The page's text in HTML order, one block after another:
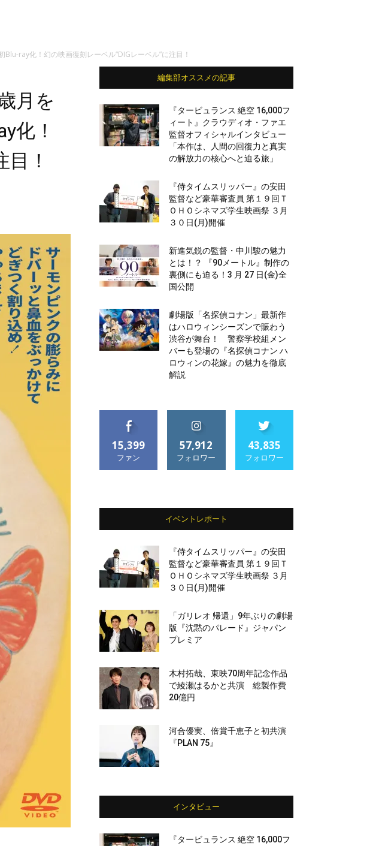
ray化！幻の映画復刻レーベル“DIGレーベル”に注目！
月を
化！
！
編集部オススメの記事
『タービュランス 絶空 16,000フ
ィート』クラウディオ・ファエ
監督オフィシャルインタビュー
「本作は、人間の回復力と真実
の解放力の核心へと迫る旅」
『侍タイムスリッパー』の安田
監督など豪華審査員 第１９回Ｔ
ＯＨＯシネマズ学生映画祭 ３月
３０日(月)開催
新進気鋭の監督・中川駿の魅力
とは！？ 『90メートル』制作の
裏側にも迫る！3 月 27 日(金)全
国公開
劇場版「名探偵コナン」最新作
はハロウィンシーズンで賑わう
渋谷が舞台！ 警察学校組メン
バーも登場の『名探偵コナン ハ
ロウィンの花嫁』の魅力を徹底
解説
15,399
ファン
57,912
フォロワー
43,835
フォロワー
イベントレポート
『侍タイムスリッパー』の安田
監督など豪華審査員 第１９回Ｔ
ＯＨＯシネマズ学生映画祭 ３月
３０日(月)開催
「ガリレオ 帰還」9年ぶりの劇場
版『沈黙のパレード』ジャパン
プレミア
木村拓哉、東映70周年記念作品
で綾瀬はるかと共演 総製作費
20億円
河合優実、倍賞千恵子と初共演
『PLAN 75』
インタビュー
『タービュランス 絶空 16,000フ